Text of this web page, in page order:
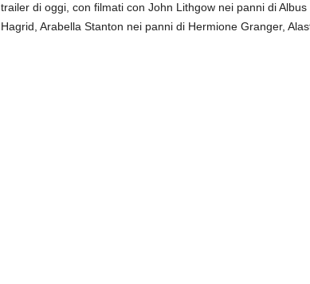
trailer di oggi, con filmati con John Lithgow nei panni di
Hagrid, Arabella Stanton nei panni di Hermione Granger,